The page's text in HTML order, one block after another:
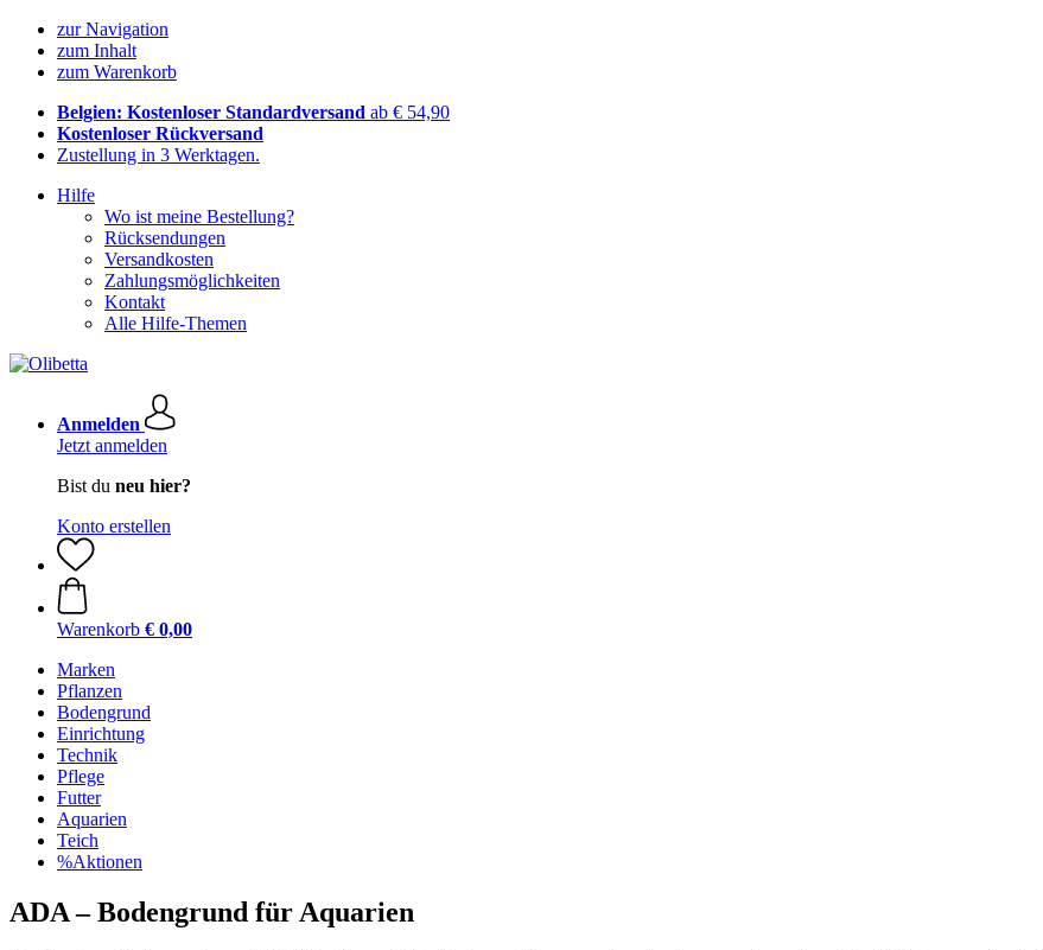
zur Navigation
zum Inhalt
zum Warenkorb
Belgien: Kostenloser Standardversand ab € 54,90
Kostenloser Rückversand
Zustellung in 3 Werktagen.
Hilfe
Wo ist meine Bestellung?
Rücksendungen
Versandkosten
Zahlungsmöglichkeiten
Kontakt
Alle Hilfe-Themen
Anmelden
Jetzt anmelden
Bist du neu hier?
Konto erstellen
Warenkorb € 0,00
Marken
Pflanzen
Bodengrund
Einrichtung
Technik
Pflege
Futter
Aquarien
Teich
%Aktionen
ADA – Bodengrund für Aquarien